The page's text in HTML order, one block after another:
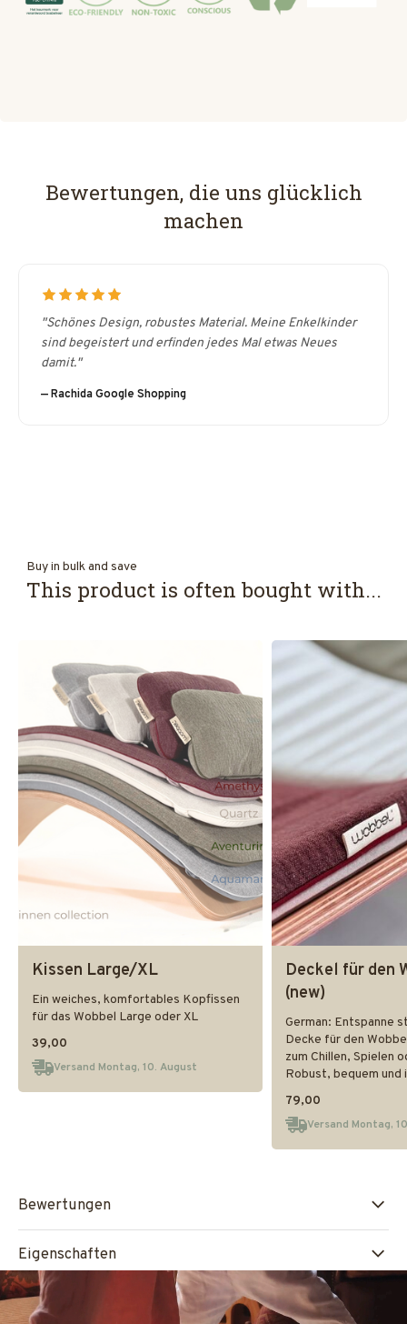
Bewertungen, die uns glücklich
machen
"Schönes Design, robustes Material. Meine Enkelkinder
sind begeistert und erfinden jedes Mal etwas Neues
damit."
— Rachida Google Shopping
Buy in bulk and save
This product is often bought with...
Kissen Large/XL
Ein weiches, komfortables Kopfissen
für das Wobbel Large oder XL
39,00
Versand Montag, 10. August
Deckel für den
(new)
German: Entspanne
Decke für den
zum Chillen, Spielen
Robust, bequem und
79,00
Versand Montag,
Bewertungen
Eigenschaften